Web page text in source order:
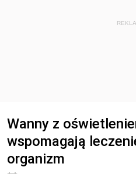
Wanny z
wspomagają
organizm